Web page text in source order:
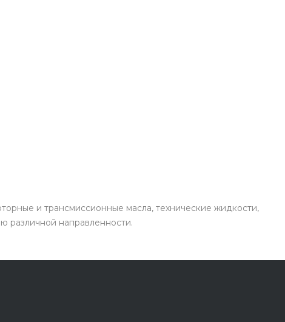
и трансмиссионные масла, технические жидкости,
различной направленности.